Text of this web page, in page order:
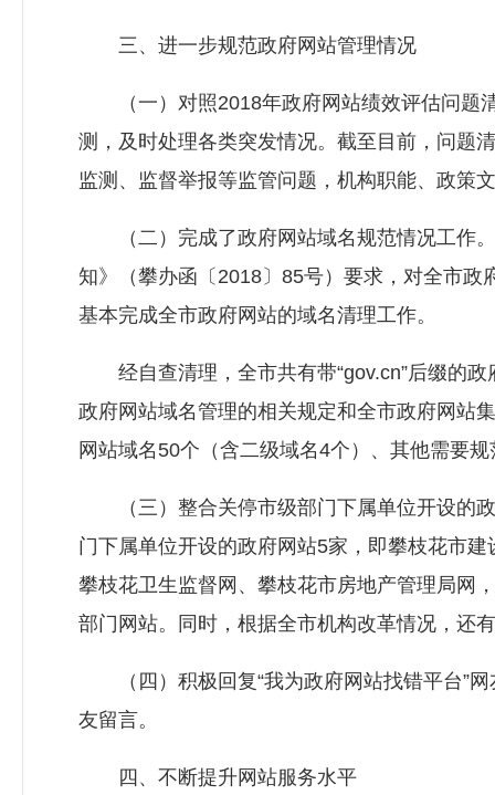
三、进一步规范政府网站管理情况
（一）对照2018年政府网站绩效评估问题清
测，及时处理各类突发情况。截至目前，问题
监测、监督举报等监管问题，机构职能、政策
（二）完成了政府网站域名规范情况工作。
知》（攀办函〔2018〕85号）要求，对全市
基本完成全市政府网站的域名清理工作。
经自查清理，全市共有带“gov.cn”后缀的政
政府网站域名管理的相关规定和全市政府网站
网站域名50个（含二级域名4个）、其他需要
（三）整合关停市级部门下属单位开设的政
门下属单位开设的政府网站5家，即攀枝花市
攀枝花卫生监督网、攀枝花市房地产管理局网
部门网站。同时，根据全市机构改革情况，还
（四）积极回复“我为政府网站找错平台”网
友留言。
四、不断提升网站服务水平